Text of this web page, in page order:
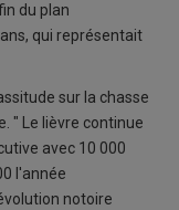
du plan
qui représentait
sur la chasse
" Le lièvre continue
avec 10 000
l'année
notoire